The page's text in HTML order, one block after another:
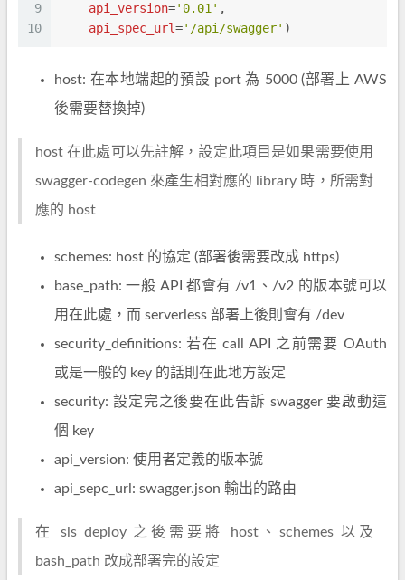
9
10
api_version='0.01' ,
api_spec_url='/api/swagger' )
host: 在本地端起的預設 port 為 5000 (部署上 AWS
後需要替換掉)
host 在此處可以先註解，設定此項目是如果需要使用
swagger-codegen 來產生相對應的 library 時，所需對
應的 host
schemes: host 的協定 (部署後需要改成 https)
base_path: 一般 API 都會有 /v1、/v2 的版本號可以
用在此處，而 serverless 部署上後則會有 /dev
security_definitions: 若在 call API 之前需要 OAuth
或是一般的 key 的話則在此地方設定
security: 設定完之後要在此告訴 swagger 要啟動這
個 key
api_version: 使用者定義的版本號
api_sepc_url: swagger.json 輸出的路由
在 sls deploy 之後需要將 host、schemes 以及
bash_path 改成部署完的設定